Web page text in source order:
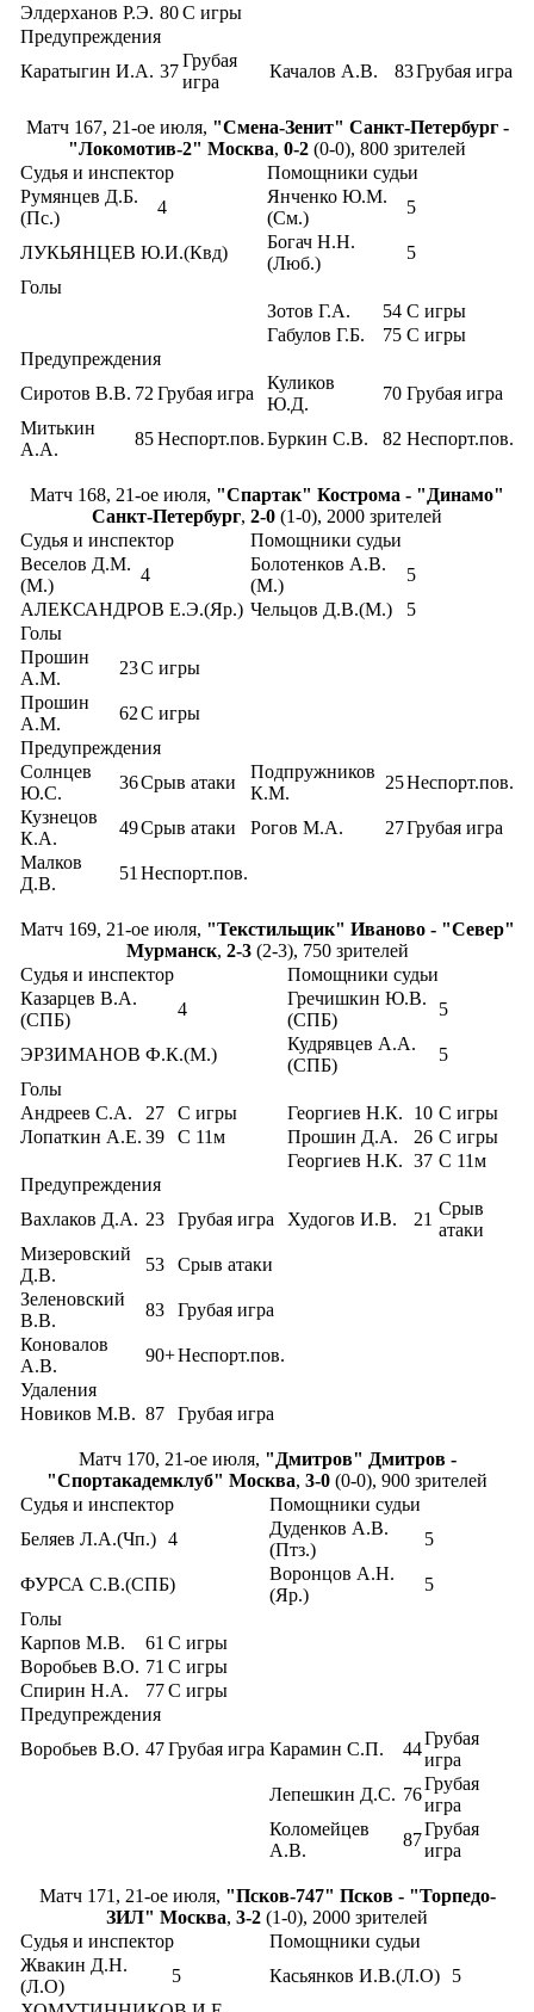
Элдерханов Р.Э. 80С игры
Предупреждения
Каратыгин И.А. 37
Грубая
игра
Качалов А.В. 83Грубая игра
Матч 167, 21-ое июля, "Смена-Зенит" Санкт-Петербург -
"Локомотив-2" Москва, 0-2 (0-0), 800 зрителей
Судья и инспектор
Помощники судьи
Румянцев Д.Б.
(Пс.)
4
Янченко Ю.М.
(См.)
5
ЛУКЬЯНЦЕВ Ю.И.(Квд)
Богач Н.Н.
(Люб.)
5
Голы
Зотов Г.А.
54 С игры
Габулов Г.Б.
75 С игры
Предупреждения
Сиротов В.В. 72 Грубая игра
Куликов
Ю.Д.
70 Грубая игра
Митькин
А.А.
85Неспорт.пов.Буркин С.В. 82 Неспорт.пов.
Матч 168, 21-ое июля, "Спартак" Кострома - "Динамо"
Санкт-Петербург, 2-0 (1-0), 2000 зрителей
Судья и инспектор
Помощники судьи
Веселов Д.М.
(М.)
4
Болотенков А.В.
(М.)
5
АЛЕКСАНДРОВ Е.Э.(Яр.) Чельцов Д.В.(М.)
5
Голы
Прошин
А.М.
23С игры
Прошин
А.М.
62С игры
Предупреждения
Солнцев
Ю.С.
36Срыв атаки
Подпружников
К.М.
25Неспорт.пов.
Кузнецов
К.А.
49Срыв атаки Рогов М.А. 27Грубая игра
Малков
Д.В.
51 Неспорт.пов.
Матч 169, 21-ое июля, "Текстильщик" Иваново - "Север"
Мурманск, 2-3(2-3), 750 зрителей
Судья и инспектор
Помощники судьи
Казарцев В.А.
(СПБ)
4
Гречишкин Ю.В.
(СПБ)
5
ЭРЗИМАНОВ Ф.К.(М.)
Кудрявцев А.А.
(СПБ)
5
Голы
Андреев С.А.
27 С игры Георгиев Н.К. 10 С игры
Лопаткин А.Е. 39 С 11м Прошин Д.А. 26 С игры
Георгиев Н.К. 37 С 11м
Предупреждения
Вахлаков Д.А. 23 Грубая игра Худогов И.В. 21
Срыв
атаки
Мизеровский
Д.В.
53
Срыв атаки
Зеленовский
В.В.
83
Грубая игра
Коновалов
А.В.
90+Неспорт.пов.
Удаления
Новиков М.В. 87 Грубая игра
Матч 170, 21-ое июля, "Дмитров" Дмитров -
"Спортакадемклуб" Москва, 3-0 (0-0), 900 зрителей
Судья и инспектор
Помощники судьи
Беляев Л.А.(Чп.) 4
Дуденков А.В.
(Птз.)
5
ФУРСА С.В.(СПБ)
Воронцов А.Н.
(Яр.)
5
Голы
Карпов М.В.
61 С игры
Воробьев В.О. 71 С игры
Спирин Н.А.
77С игры
Предупреждения
Воробьев В.О. 47Грубая игра Карамин С.П. 44
Грубая
игра
Лепешкин Д.С. 76
Грубая
игра
Коломейцев
А.В.
87
Грубая
игра
Матч 171, 21-ое июля, "Псков-747" Псков - "Торпедо-
ЗИЛ" Москва, 3-2 (1-0), 2000 зрителей
Судья и инспектор
Помощники судьи
Жвакин Д.Н.
(Л.О)
5 Касьянков И.В.(Л.О)
5